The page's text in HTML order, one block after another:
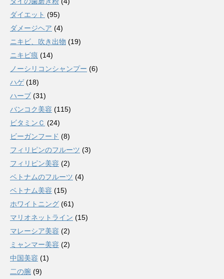
ダイエット (95)
ダメージヘア (4)
ニキビ、吹き出物 (19)
ニキビ痕 (14)
ノーシリコンシャンプー (6)
ハゲ(18)
ハーブ (31)
バンコク美容 (115)
ビタミンＣ (24)
ビーガンフード (8)
フィリピンのフルーツ (3)
フィリピン美容 (2)
ベトナムのフルーツ (4)
ベトナム美容 (15)
ホワイトニング (61)
マリオネットライン (15)
マレーシア美容 (2)
ミャンマー美容 (2)
中国美容 (1)
二の腕 (9)